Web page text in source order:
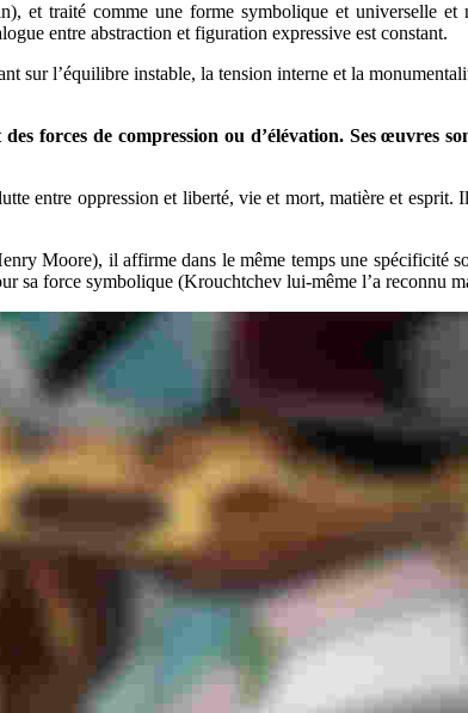
et traité comme une forme symbolique et universelle
entre abstraction et figuration expressive est constant.
sur l’équilibre instable, la tension interne et la
forces de compression ou d’élévation. Ses œuvres
entre oppression et liberté, vie et mort, matière et
Moore), il affirme dans le même temps une spécificité
sa force symbolique (Krouchtchev lui-même l’a reconnu